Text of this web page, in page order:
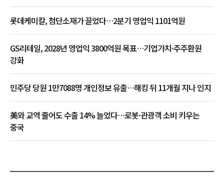
롯데케미칼, 첨단소재가 끌었다…2분기 영업익 1101억원
GS리테일, 2028년 영업익 3800억원 목표…기업가치·주주환원
강화
민주당 당원 1만7088명 개인정보 유출…해킹 뒤 11개월 지나 인지
美와 교역 줄어도 수출 14% 늘었다…로봇·관광객 소비 키우는
중국